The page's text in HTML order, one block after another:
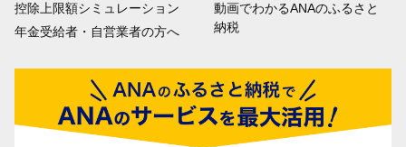
控除上限額シミュレーション
年金受給者・自営業者の方へ
動画でわかるANAのふるさと
納税